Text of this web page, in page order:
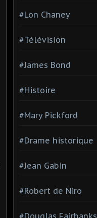
#Lon Chaney
#Télévision
#James Bond
#Histoire
#Mary Pickford
#Drame historique
#Jean Gabin
#Robert de Niro
#Douglas Fairbanks